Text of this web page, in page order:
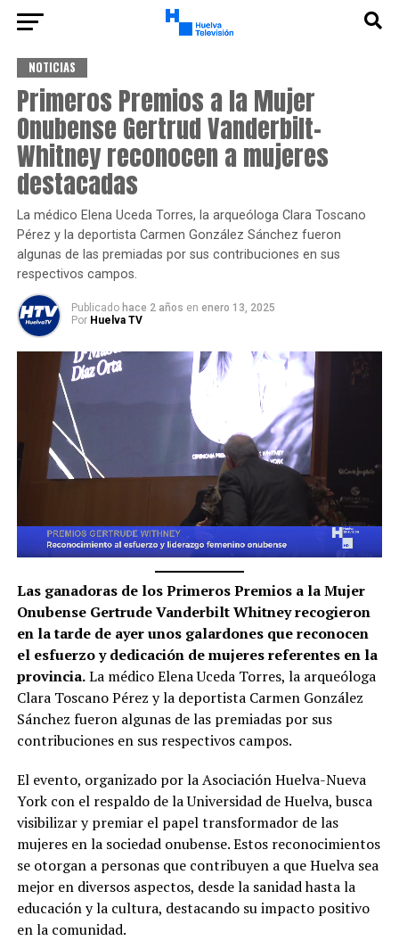
NOTICIAS
Primeros Premios a la Mujer
Onubense Gertrud Vanderbilt-
Whitney reconocen a mujeres
destacadas
La médico Elena Uceda Torres, la arqueóloga Clara Toscano
Pérez y la deportista Carmen González Sánchez fueron
algunas de las premiadas por sus contribuciones en sus
respectivos campos.
Publicado hace 2 años en enero 13, 2025
Por Huelva TV
Las ganadoras de los Primeros Premios a la Mujer
Onubense Gertrude Vanderbilt Whitney recogieron
en la tarde de ayer unos galardones que reconocen
el esfuerzo y dedicación de mujeres referentes en la
provincia.La médico Elena Uceda Torres, la arqueóloga
Clara Toscano Pérez y la deportista Carmen González
Sánchez fueron algunas de las premiadas por sus
contribuciones en sus respectivos campos.
El evento, organizado por la Asociación Huelva-Nueva
York con el respaldo de la Universidad de Huelva, busca
visibilizar y premiar el papel transformador de las
mujeres en la sociedad onubense. Estos reconocimientos
se otorgan a personas que contribuyen a que Huelva sea
mejor en diversos aspectos, desde la sanidad hasta la
educación y la cultura, destacando su impacto positivo
en la comunidad.